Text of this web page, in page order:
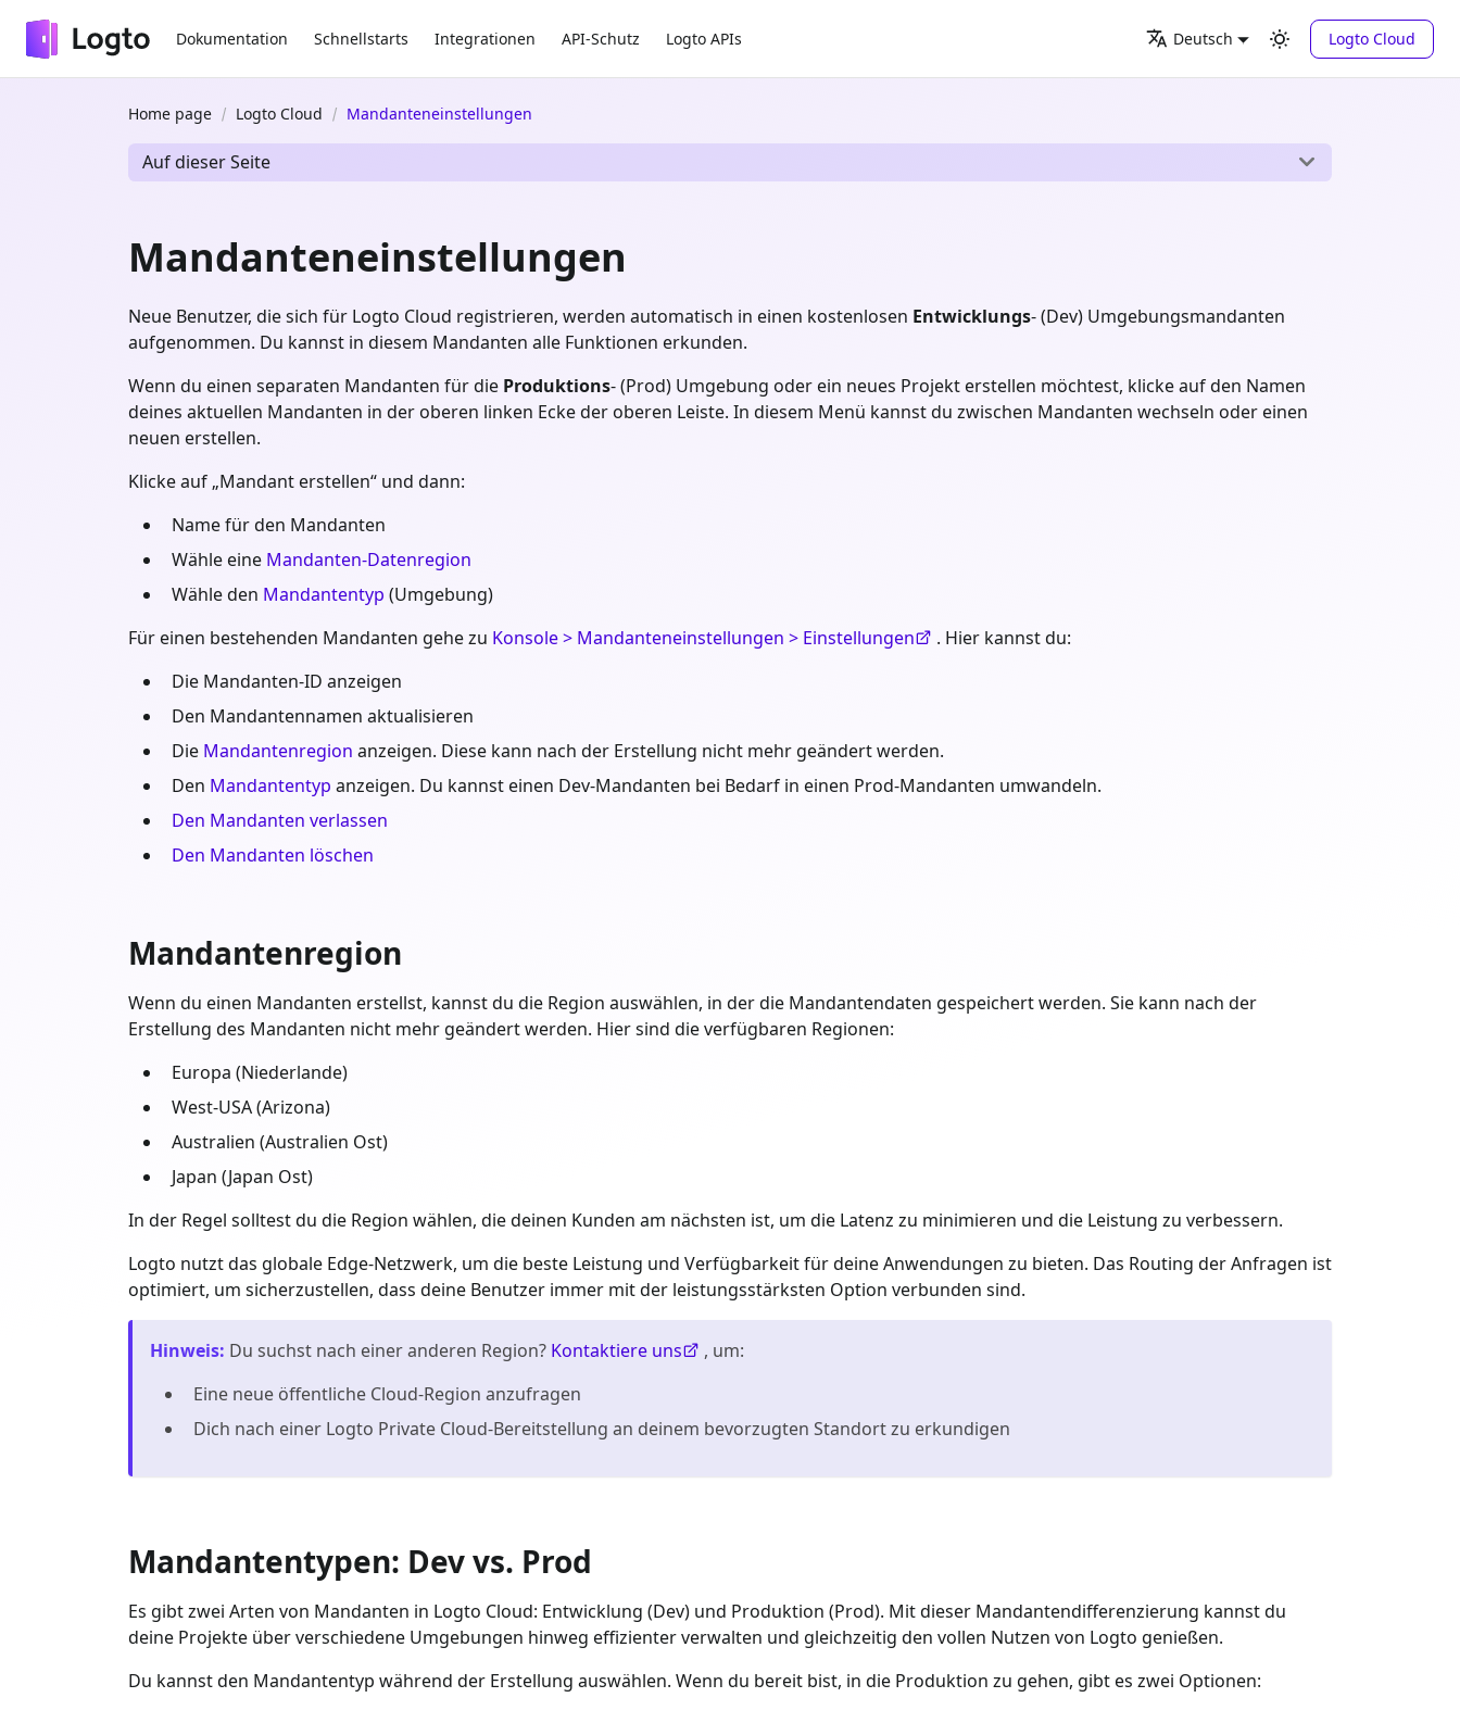
Dokumentation Schnellstarts Integrationen API-Schutz Logto APIs Deutsch Logto Cloud
Home page Logto Cloud Mandanteneinstellungen
Auf dieser Seite
Mandanteneinstellungen
Neue Benutzer, die sich für Logto Cloud registrieren, werden automatisch in einen kostenlosen Entwicklungs- (Dev) Umgebungsmandanten
aufgenommen. Du kannst in diesem Mandanten alle Funktionen erkunden.
Wenn du einen separaten Mandanten für die Produktions- (Prod) Umgebung oder ein neues Projekt erstellen möchtest, klicke auf den Namen
deines aktuellen Mandanten in der oberen linken Ecke der oberen Leiste. In diesem Menü kannst du zwischen Mandanten wechseln oder einen
neuen erstellen.
Klicke auf „Mandant erstellen“ und dann:
Name für den Mandanten
Wähle eine Mandanten-Datenregion
Wähle den Mandantentyp (Umgebung)
Für einen bestehenden Mandanten gehe zu Konsole > Mandanteneinstellungen > Einstellungen
. Hier kannst du:
Die Mandanten-ID anzeigen
Den Mandantennamen aktualisieren
Die Mandantenregion anzeigen. Diese kann nach der Erstellung nicht mehr geändert werden.
Den Mandantentyp anzeigen. Du kannst einen Dev-Mandanten bei Bedarf in einen Prod-Mandanten umwandeln.
Den Mandanten verlassen
Den Mandanten löschen
Mandantenregion
Wenn du einen Mandanten erstellst, kannst du die Region auswählen, in der die Mandantendaten gespeichert werden. Sie kann nach der
Erstellung des Mandanten nicht mehr geändert werden. Hier sind die verfügbaren Regionen:
Europa (Niederlande)
West-USA (Arizona)
Australien (Australien Ost)
Japan (Japan Ost)
In der Regel solltest du die Region wählen, die deinen Kunden am nächsten ist, um die Latenz zu minimieren und die Leistung zu verbessern.
Logto nutzt das globale Edge-Netzwerk, um die beste Leistung und Verfügbarkeit für deine Anwendungen zu bieten. Das Routing der Anfragen ist
optimiert, um sicherzustellen, dass deine Benutzer immer mit der leistungsstärksten Option verbunden sind.
Hinweis: Du suchst nach einer anderen Region? Kontaktiere uns
, um:
Eine neue öffentliche Cloud-Region anzufragen
Dich nach einer Logto Private Cloud-Bereitstellung an deinem bevorzugten Standort zu erkundigen
Mandantentypen: Dev vs. Prod
Es gibt zwei Arten von Mandanten in Logto Cloud: Entwicklung (Dev) und Produktion (Prod). Mit dieser Mandantendifferenzierung kannst du
deine Projekte über verschiedene Umgebungen hinweg effizienter verwalten und gleichzeitig den vollen Nutzen von Logto genießen.
Du kannst den Mandantentyp während der Erstellung auswählen. Wenn du bereit bist, in die Produktion zu gehen, gibt es zwei Optionen: